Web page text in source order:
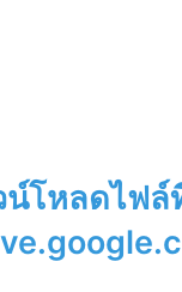
น์โหลดไฟล์